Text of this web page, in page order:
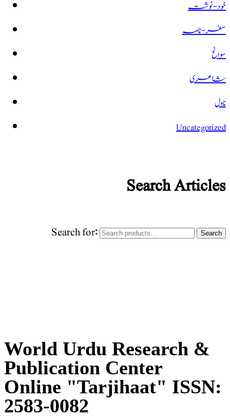
خود-نوشت
سفر-نامہ
سوانح
شاعری
ناول
Uncategorized
Search Articles
Search for: Search
World Urdu Research &
Publication Center
Online "Tarjihaat" ISSN:
2583-0082